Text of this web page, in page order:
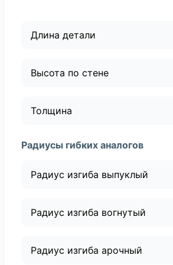
Длина детали
Высота по стене
Толщина
Радиусы гибких аналогов
Радиус изгиба выпуклый
Радиус изгиба вогнутый
Радиус изгиба арочный